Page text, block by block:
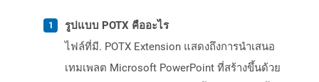
รูปแบบ POTX คืออะไร
ไฟล์ที่มี. POTX Extension แสดงถึงการนำเสนอ
เทมเพลต Microsoft PowerPoint ที่สร้างขึ้นด้วย